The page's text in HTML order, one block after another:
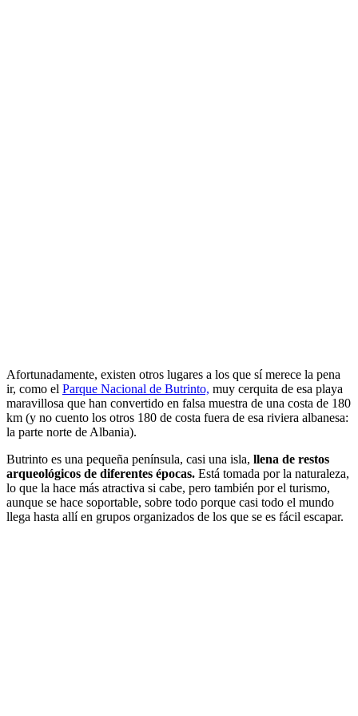
Afortunadamente, existen otros lugares a los que sí merece la pena
ir, como el Parque Nacional de Butrinto, muy cerquita de esa playa
maravillosa que han convertido en falsa muestra de una costa de 180
km (y no cuento los otros 180 de costa fuera de esa riviera albanesa:
la parte norte de Albania).
Butrinto es una pequeña península, casi una isla, llena de restos
arqueológicos de diferentes épocas. Está tomada por la naturaleza,
lo que la hace más atractiva si cabe, pero también por el turismo,
aunque se hace soportable, sobre todo porque casi todo el mundo
llega hasta allí en grupos organizados de los que se es fácil escapar.